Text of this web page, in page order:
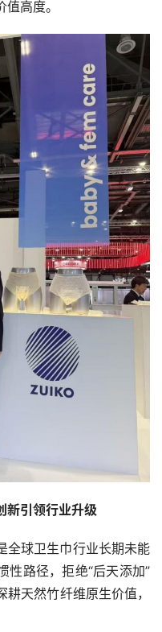
高度。
新引领行业升级
全球卫生巾行业长期未能
性路径，拒绝“后天添加”
天然竹纤维原生价值，